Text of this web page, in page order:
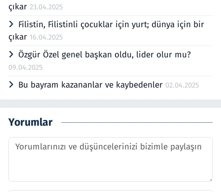
çıkar 23.04.2025
Filistin, Filistinli çocuklar için yurt; dünya için bir
çıkar 16.04.2025
Özgür Özel genel başkan oldu, lider olur mu?
09.04.2025
Bu bayram kazananlar ve kaybedenler 02.04.2025
Yorumlar